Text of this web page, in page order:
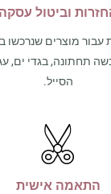
וביטול עסקה
תחתונה, בגדי ים,
הסייל.
התאמה אישית